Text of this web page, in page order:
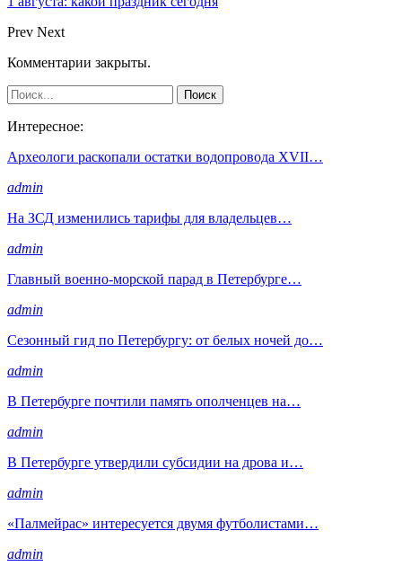
Prev Next
Комментарии закрыты.
Интересное:
Археологи раскопали остатки водопровода XVII…
admin
На ЗСД изменились тарифы для владельцев…
admin
Главный военно-морской парад в Петербурге…
admin
Сезонный гид по Петербургу: от белых ночей до…
admin
В Петербурге почтили память ополченцев на…
admin
В Петербурге утвердили субсидии на дрова и…
admin
«Палмейрас» интересуется двумя футболистами…
admin